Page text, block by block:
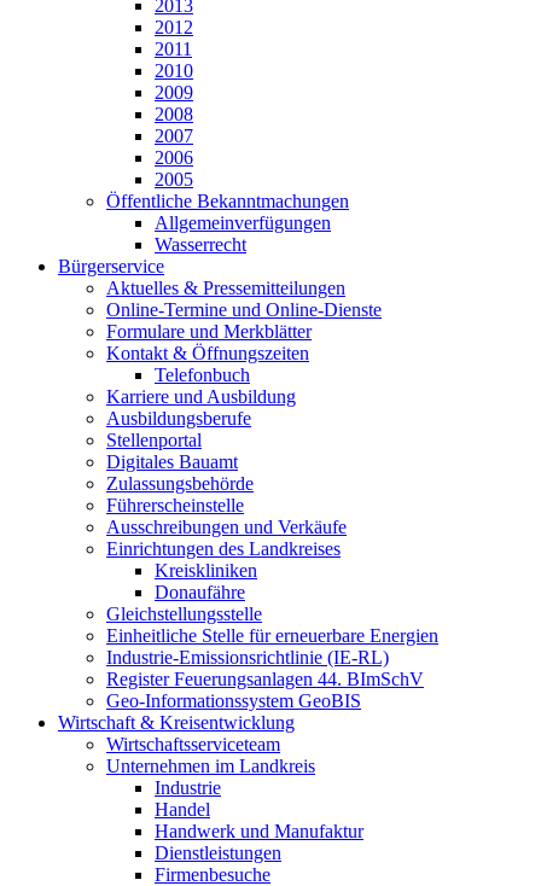
2013
2012
2011
2010
2009
2008
2007
2006
2005
Öffentliche Bekanntmachungen
Allgemeinverfügungen
Wasserrecht
Bürgerservice
Aktuelles & Pressemitteilungen
Online-Termine und Online-Dienste
Formulare und Merkblätter
Kontakt & Öffnungszeiten
Telefonbuch
Karriere und Ausbildung
Ausbildungsberufe
Stellenportal
Digitales Bauamt
Zulassungsbehörde
Führerscheinstelle
Ausschreibungen und Verkäufe
Einrichtungen des Landkreises
Kreiskliniken
Donaufähre
Gleichstellungsstelle
Einheitliche Stelle für erneuerbare Energien
Industrie-Emissionsrichtlinie (IE-RL)
Register Feuerungsanlagen 44. BImSchV
Geo-Informationssystem GeoBIS
Wirtschaft & Kreisentwicklung
Wirtschaftsserviceteam
Unternehmen im Landkreis
Industrie
Handel
Handwerk und Manufaktur
Dienstleistungen
Firmenbesuche